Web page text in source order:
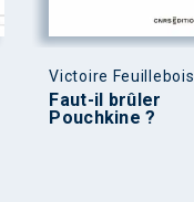
Victoire Feuillebois
Faut-il brûler
Pouchkine ?